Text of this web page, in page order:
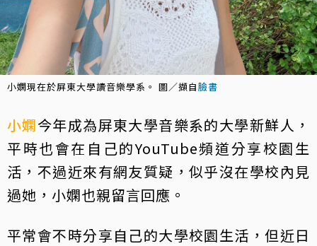
小嫻現在於屏東大學讀音樂學系。 圖／擷自臉書
小嫻今年成為屏東大學音樂系的大學新鮮人，
平時也會在自己的YouTube頻道分享校園生
活，不過近來有網友質疑，似乎沒在學校內見
過她，小嫻也親留言回應。
平常會不時分享自己的大學校園生活，但近日